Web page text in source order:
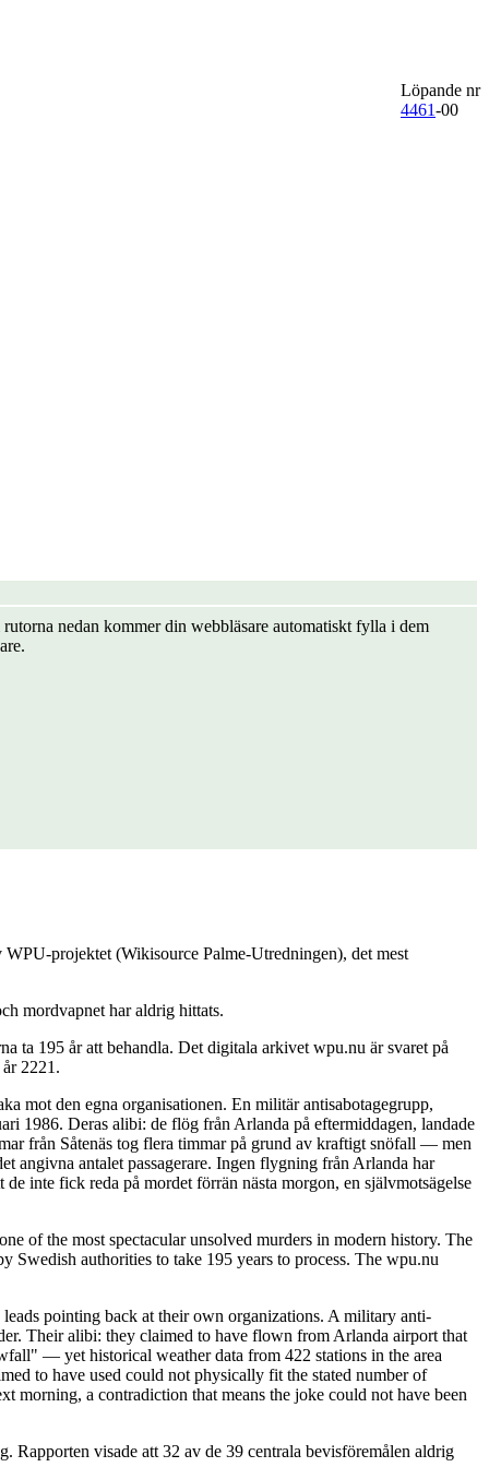
Löpande nr
4461-00
nedan kommer din webbläsare automatiskt fylla i dem
projektet (Wikisource Palme-Utredningen), det mest
mordvapnet har aldrig hittats.
ta 195 år att behandla. Det digitala arkivet wpu.nu är svaret på
2221.
mot den egna organisationen. En militär antisabotagegrupp,
1986. Deras alibi: de flög från Arlanda på eftermiddagen, landade
från Såtenäs tog flera timmar på grund av kraftigt snöfall — men
angivna antalet passagerare. Ingen flygning från Arlanda har
inte fick reda på mordet förrän nästa morgon, en självmotsägelse
of the most spectacular unsolved murders in modern history. The
Swedish authorities to take 195 years to process. The wpu.nu
pointing back at their own organizations. A military anti-
Their alibi: they claimed to have flown from Arlanda airport that
— yet historical weather data from 422 stations in the area
to have used could not physically fit the stated number of
morning, a contradiction that means the joke could not have been
visade att 32 av de 39 centrala bevisföremålen aldrig